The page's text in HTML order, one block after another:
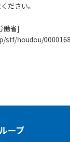
ださい。
働省]
stf/houdou/
ープ